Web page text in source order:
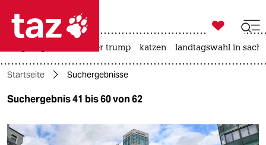
 taz zahl ich
taz zahl ich
themen
politik

taz zahl ich
usa unter trump katzen landtagswahl in
Startseite Suchergebnisse
Suchergebnis 41 bis 60 von 62